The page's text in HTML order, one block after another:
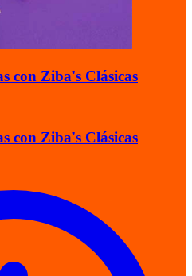
con Ziba's Clásicas
con Ziba's Clásicas